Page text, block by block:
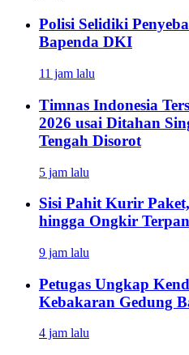
Polisi Selidiki
Bapenda DKI
11 jam lalu
Timnas Indonesia
2026 usai Ditahan
Tengah Disorot
5 jam lalu
Sisi Pahit Kurir
hingga Ongkir
9 jam lalu
Petugas Ungkap
Kebakaran Gedung
4 jam lalu